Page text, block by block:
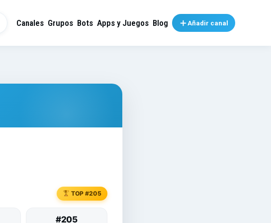
Canales Grupos Bots Apps y Juegos Blog Añadir canal
TOP #205
#205